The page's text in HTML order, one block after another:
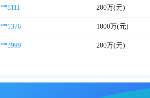
200万(元)
1000万(元)
200万(元)